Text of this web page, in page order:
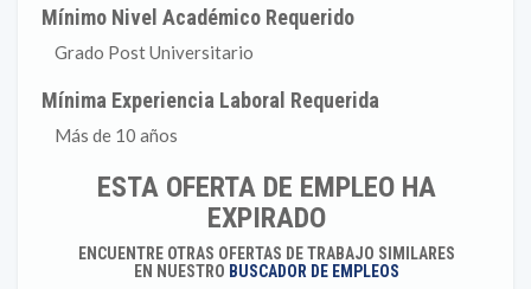
Mínimo Nivel Académico Requerido
Grado Post Universitario
Mínima Experiencia Laboral Requerida
Más de 10 años
ESTA OFERTA DE EMPLEO HA
EXPIRADO
ENCUENTRE OTRAS OFERTAS DE TRABAJO SIMILARES
EN NUESTRO BUSCADOR DE EMPLEOS